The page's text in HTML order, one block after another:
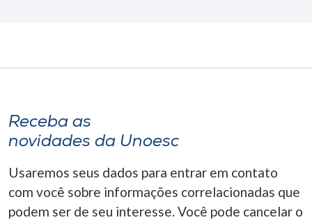
Receba as
novidades da Unoesc
Usaremos seus dados para entrar em contato
com você sobre informações correlacionadas que
podem ser de seu interesse. Você pode cancelar o